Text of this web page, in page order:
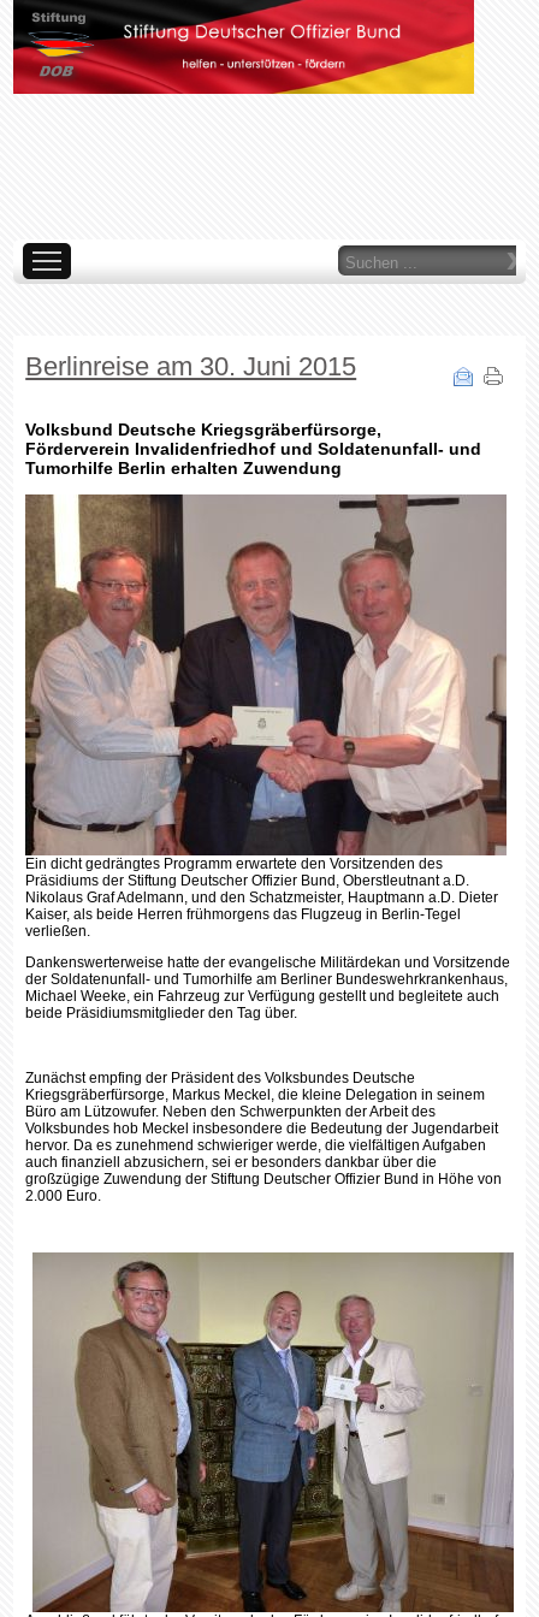
Suchen
...
Berlinreise am 30. Juni 2015
Volksbund Deutsche Kriegsgräberfürsorge,
Förderverein Invalidenfriedhof und Soldatenunfall- und
Tumorhilfe Berlin erhalten Zuwendung
Ein dicht gedrängtes Programm erwartete den Vorsitzenden des
Präsidiums der Stiftung Deutscher Offizier Bund, Oberstleutnant a.D.
Nikolaus Graf Adelmann, und den Schatzmeister, Hauptmann a.D. Dieter
Kaiser, als beide Herren frühmorgens das Flugzeug in Berlin-Tegel
verließen.
Dankenswerterweise hatte der evangelische Militärdekan und Vorsitzende
der Soldatenunfall- und Tumorhilfe am Berliner Bundeswehrkrankenhaus,
Michael Weeke, ein Fahrzeug zur Verfügung gestellt und begleitete auch
beide Präsidiumsmitglieder den Tag über.
Zunächst empfing der Präsident des Volksbundes Deutsche
Kriegsgräberfürsorge, Markus Meckel, die kleine Delegation in seinem
Büro am Lützowufer. Neben den Schwerpunkten der Arbeit des
Volksbundes hob Meckel insbesondere die Bedeutung der Jugendarbeit
hervor. Da es zunehmend schwieriger werde, die vielfältigen Aufgaben
auch finanziell abzusichern, sei er besonders dankbar über die
großzügige Zuwendung der Stiftung Deutscher Offizier Bund in Höhe von
2.000 Euro.